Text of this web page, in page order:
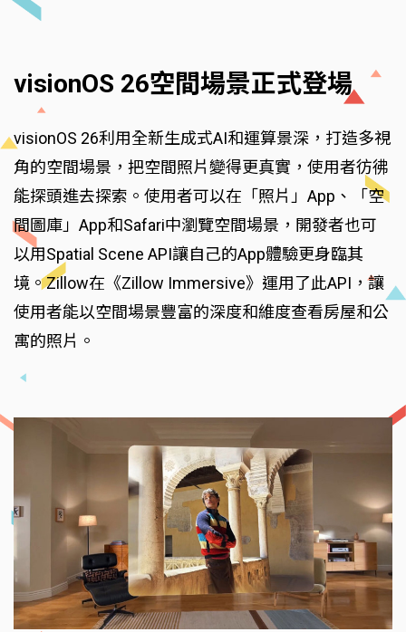
visionOS 26空間場景正式登場
visionOS 26利用全新生成式AI和運算景深，打造多視
角的空間場景，把空間照片變得更真實，使用者彷彿
能探頭進去探索。使用者可以在「照片」App、「空
間圖庫」App和Safari中瀏覽空間場景，開發者也可
以用Spatial Scene API讓自己的App體驗更身臨其
境。Zillow在《Zillow Immersive》運用了此API，讓
使用者能以空間場景豐富的深度和維度查看房屋和公
寓的照片。